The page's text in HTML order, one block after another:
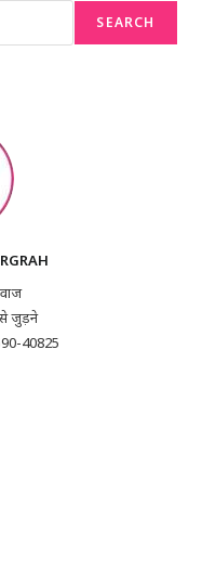
SEARCH
से जुड़ने
40825